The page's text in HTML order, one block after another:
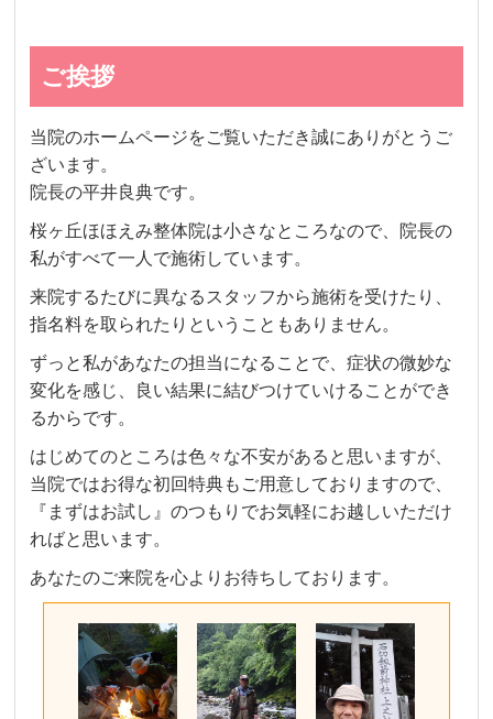
ご挨拶
当院のホームページをご覧いただき誠にありがとうご
ざいます。
院長の平井良典です。
桜ヶ丘ほほえみ整体院は小さなところなので、院長の
私がすべて一人で施術しています。
来院するたびに異なるスタッフから施術を受けたり、
指名料を取られたりということもありません。
ずっと私があなたの担当になることで、症状の微妙な
変化を感じ、良い結果に結びつけていけることができ
るからです。
はじめてのところは色々な不安があると思いますが、
当院ではお得な初回特典もご用意しておりますので、
『まずはお試し』のつもりでお気軽にお越しいただけ
ればと思います。
あなたのご来院を心よりお待ちしております。